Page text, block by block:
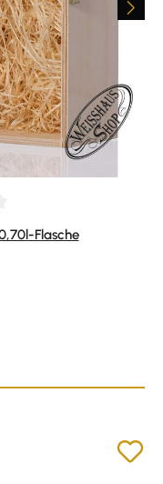
von 5 Sternen
Flasche